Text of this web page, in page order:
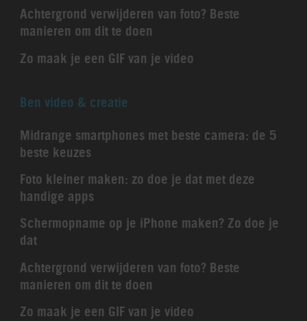
Achtergrond verwijderen van foto? Beste
manieren om dit te doen
Zo maak je een GIF van je video
Ben video & creatie
Midrange smartphones met beste camera: de 5
beste keuzes
Foto kleiner maken: zo doe je dat met deze
handige apps
Schermopname op je iPhone maken? Zo doe je
dat
Achtergrond verwijderen van foto? Beste
manieren om dit te doen
Zo maak je een GIF van je video